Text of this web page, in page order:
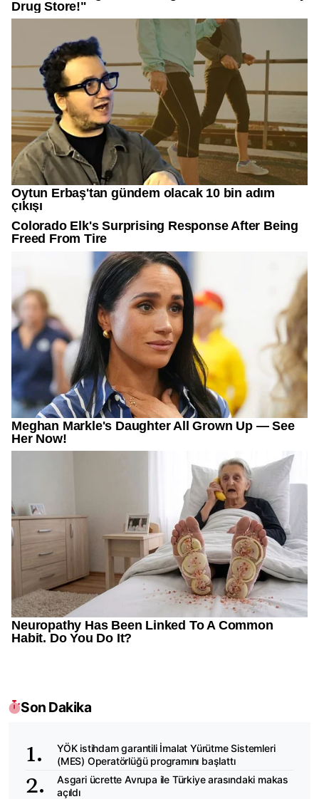
Son Dakika
YÖK istihdam garantili İmalat Yürütme Sistemleri
(MES) Operatörlüğü programını başlattı
Asgari ücrette Avrupa ile Türkiye arasındaki makas
açıldı